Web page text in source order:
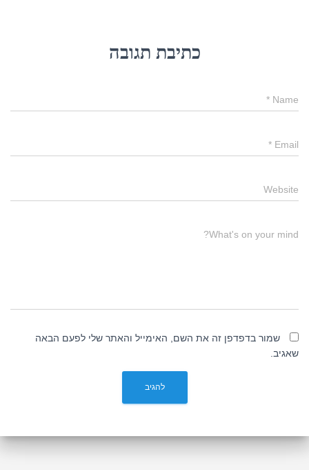
כתיבת תגובה
Name
*
Email
*
Website
What's on your mind?
שמור בדפדפן זה את השם, האימייל והאתר שלי לפעם הבאה
שאגיב.